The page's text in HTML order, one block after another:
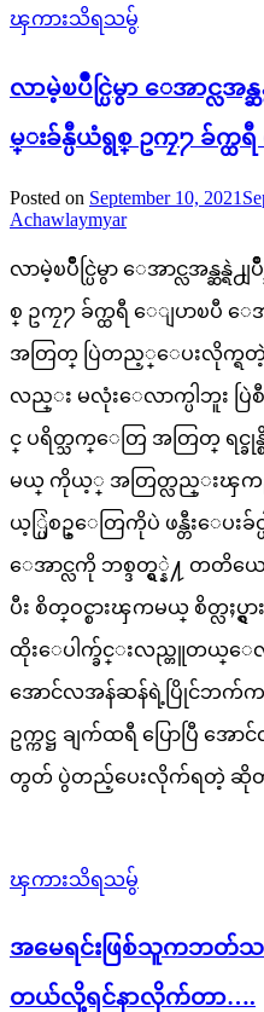
ၾကားသိရသမွ်
လာမဲ့ၿပိဳင္ပြဲမွာ ေအာင္လအ
မ္းခ်န္ပီယံရွစ္ ဥကၠ႒ ခ်က္ထ
Posted on September 10, 2021
Achawlaymyar
လာမဲ့ၿပိဳင္ပြဲမွာ ေအာင္လအန္ဆန္ရဲ
စ္ ဥကၠ႒ ခ်က္ထရီ ေျပာၿပီ ေ
အတြတ္ ပြဲတည့္ေပးလိုက္ရ
လည္း မလုံးေလာက္ပါဘူး ပြဲ
င္ ပရိတ္သက္ေတြ အတြတ္ ရင္ခုန္
မယ္ ကိုယ့္ အတြတ္လည္းၾက
ယ့္ပြဲစဥ္ေတြကိုပဲ ဖန္တီးေပးခ်
ေအာင္လကို ဘစ္ဒတ္ရွ္နဲ႔ တတိယေ
ပီး စိတ္ဝင္စားၾကမယ္ စိတ္လႈ
ထိုးေပါက္ခ်င္းလည္တူတယ္ေလ u
အောင်လအန်ဆန်ရဲ့ပြိုင်ဘက်က
ဥက္ကဋ္ဌ ချက်ထရီ ပြောပြီ အ
တွတ် ပွဲတည့်ပေးလိုက်ရတဲ့ ဆို
ၾကားသိရသမွ်
အမေရင်းဖြစ်သူကဘတ်သန်
တယ်လို့ရင်နာလိုက်တာ….